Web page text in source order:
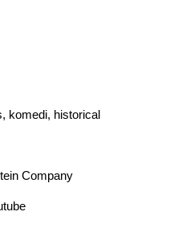
komedi, historical
Company